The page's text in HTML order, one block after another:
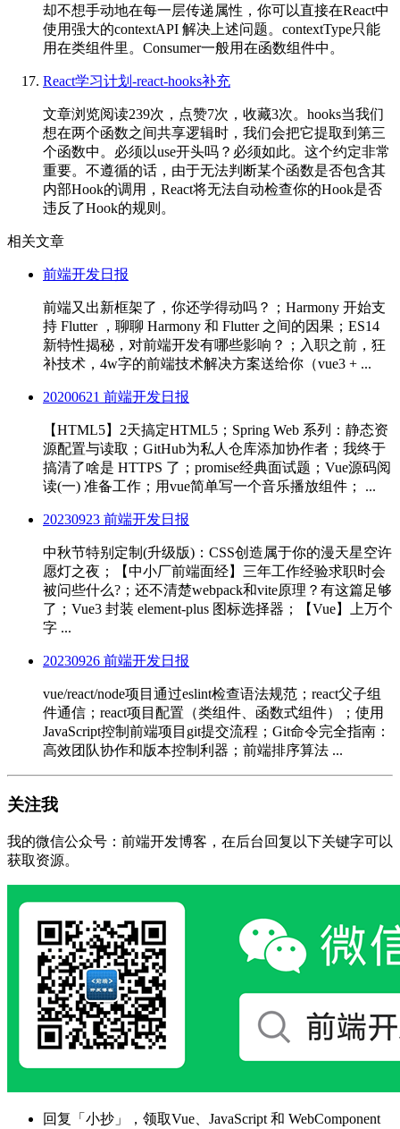
却不想手动地在每一层传递属性，你可以直接在React中
使用强大的contextAPI 解决上述问题。contextType只能
用在类组件里。Consumer一般用在函数组件中。
React学习计划-react-hooks补充
文章浏览阅读239次，点赞7次，收藏3次。hooks当我们
想在两个函数之间共享逻辑时，我们会把它提取到第三
个函数中。必须以use开头吗？必须如此。这个约定非常
重要。不遵循的话，由于无法判断某个函数是否包含其
内部Hook的调用，React将无法自动检查你的Hook是否
违反了Hook的规则。
相关文章
前端开发日报
前端又出新框架了，你还学得动吗？；Harmony 开始支
持 Flutter ，聊聊 Harmony 和 Flutter 之间的因果；ES14
新特性揭秘，对前端开发有哪些影响？；入职之前，狂
补技术，4w字的前端技术解决方案送给你（vue3 + ...
20200621 前端开发日报
【HTML5】2天搞定HTML5；Spring Web 系列：静态资
源配置与读取；GitHub为私人仓库添加协作者；我终于
搞清了啥是 HTTPS 了；promise经典面试题；Vue源码阅
读(一) 准备工作；用vue简单写一个音乐播放组件； ...
20230923 前端开发日报
中秋节特别定制(升级版)：CSS创造属于你的漫天星空许
愿灯之夜；【中小厂前端面经】三年工作经验求职时会
被问些什么?；还不清楚webpack和vite原理？有这篇足够
了；Vue3 封装 element-plus 图标选择器；【Vue】上万个
字 ...
20230926 前端开发日报
vue/react/node项目通过eslint检查语法规范；react父子组
件通信；react项目配置（类组件、函数式组件）；使用
JavaScript控制前端项目git提交流程；Git命令完全指南：
高效团队协作和版本控制利器；前端排序算法 ...
关注我
我的微信公众号：前端开发博客，在后台回复以下关键字可以
获取资源。
回复「小抄」，领取Vue、JavaScript 和 WebComponent